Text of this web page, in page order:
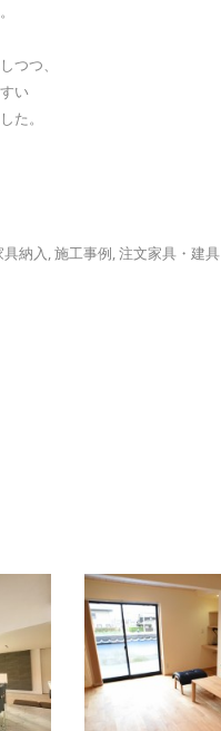
つつ、
い
た。
具納入,施工事例,注文家具・建具